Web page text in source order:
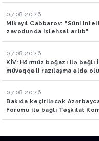
07.08.2026
Mikayıl Cabbarov: "Süni
zavodunda istehsal artıb"
07.08.2026
KİV: Hörmüz boğazı ilə bağlı
müvəqqəti razılaşma əldə
07.08.2026
Bakıda keçiriləcək
Forumu ilə bağlı Təşkilat